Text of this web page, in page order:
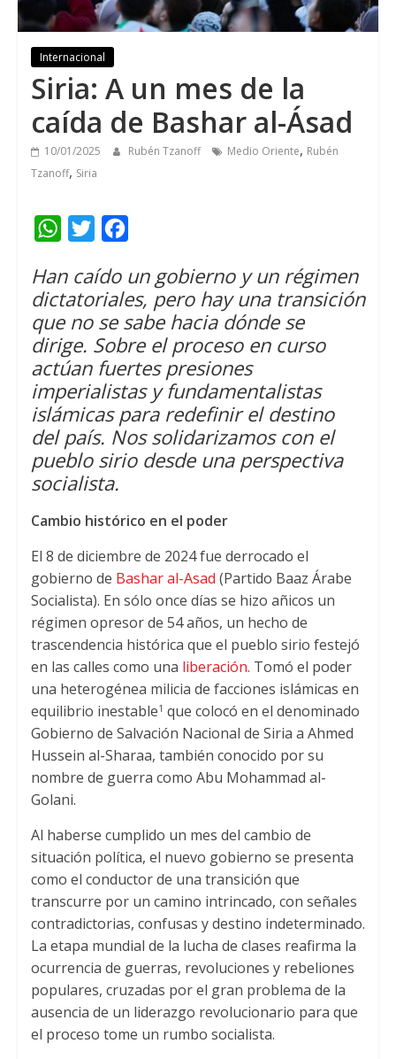
Internacional
Siria: A un mes de la
caída de Bashar al-Ásad
10/01/2025 Rubén Tzanoff Medio Oriente, Rubén
Tzanoff, Siria
W
a
t
s
A
p
p
i
t
t
e
r
c
e
b
o
o
k
Han caído un gobierno y un régimen
dictatoriales, pero hay una transición
que no se sabe hacia dónde se
dirige. Sobre el proceso en curso
actúan fuertes presiones
imperialistas y fundamentalistas
islámicas para redefinir el destino
del país. Nos solidarizamos con el
pueblo sirio desde una perspectiva
socialista.
Cambio histórico en el poder
El 8 de diciembre de 2024 fue derrocado el
gobierno de Bashar al-Asad (Partido Baaz Árabe
Socialista). En sólo once días se hizo añicos un
régimen opresor de 54 años, un hecho de
trascendencia histórica que el pueblo sirio festejó
en las calles como una liberación. Tomó el poder
una heterogénea milicia de facciones islámicas en
equilibrio inestable1 que colocó en el denominado
Gobierno de Salvación Nacional de Siria a Ahmed
Hussein al-Sharaa, también conocido por su
nombre de guerra como Abu Mohammad al-
Golani.
Al haberse cumplido un mes del cambio de
situación política, el nuevo gobierno se presenta
como el conductor de una transición que
transcurre por un camino intrincado, con señales
contradictorias, confusas y destino indeterminado.
La etapa mundial de la lucha de clases reafirma la
ocurrencia de guerras, revoluciones y rebeliones
populares, cruzadas por el gran problema de la
ausencia de un liderazgo revolucionario para que
el proceso tome un rumbo socialista.